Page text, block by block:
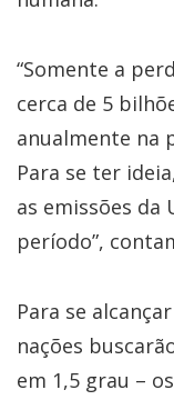
“Somente a
cerca de 5
anualmente na
Para se ter
as emissões da
período”,
Para se
nações
em 1,5 grau –